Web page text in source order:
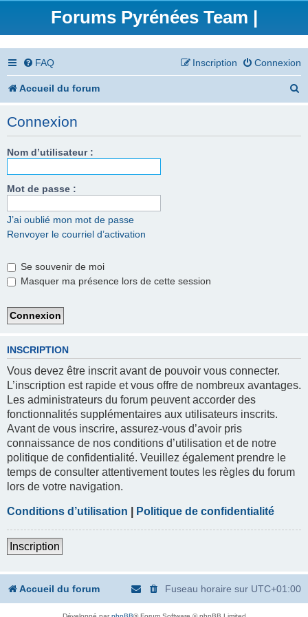
Forums Pyrénées Team |
FAQ Connexion
Inscription
Accueil du forum
Connexion
Nom d’utilisateur :
Mot de passe :
J’ai oublié mon mot de passe
Renvoyer le courriel d’activation
Se souvenir de moi
Masquer ma présence lors de cette session
INSCRIPTION
Vous devez être inscrit avant de pouvoir vous connecter.
L’inscription est rapide et vous offre de nombreux avantages.
Les administrateurs du forum peuvent accorder des
fonctionnalités supplémentaires aux utilisateurs inscrits.
Avant de vous inscrire, assurez-vous d’avoir pris
connaissance de nos conditions d’utilisation et de notre
politique de confidentialité. Veuillez également prendre le
temps de consulter attentivement toutes les règles du forum
lors de votre navigation.
Conditions d’utilisation Politique de confidentialité
Inscription
Accueil du forum Fuseau horaire sur UTC+01:00